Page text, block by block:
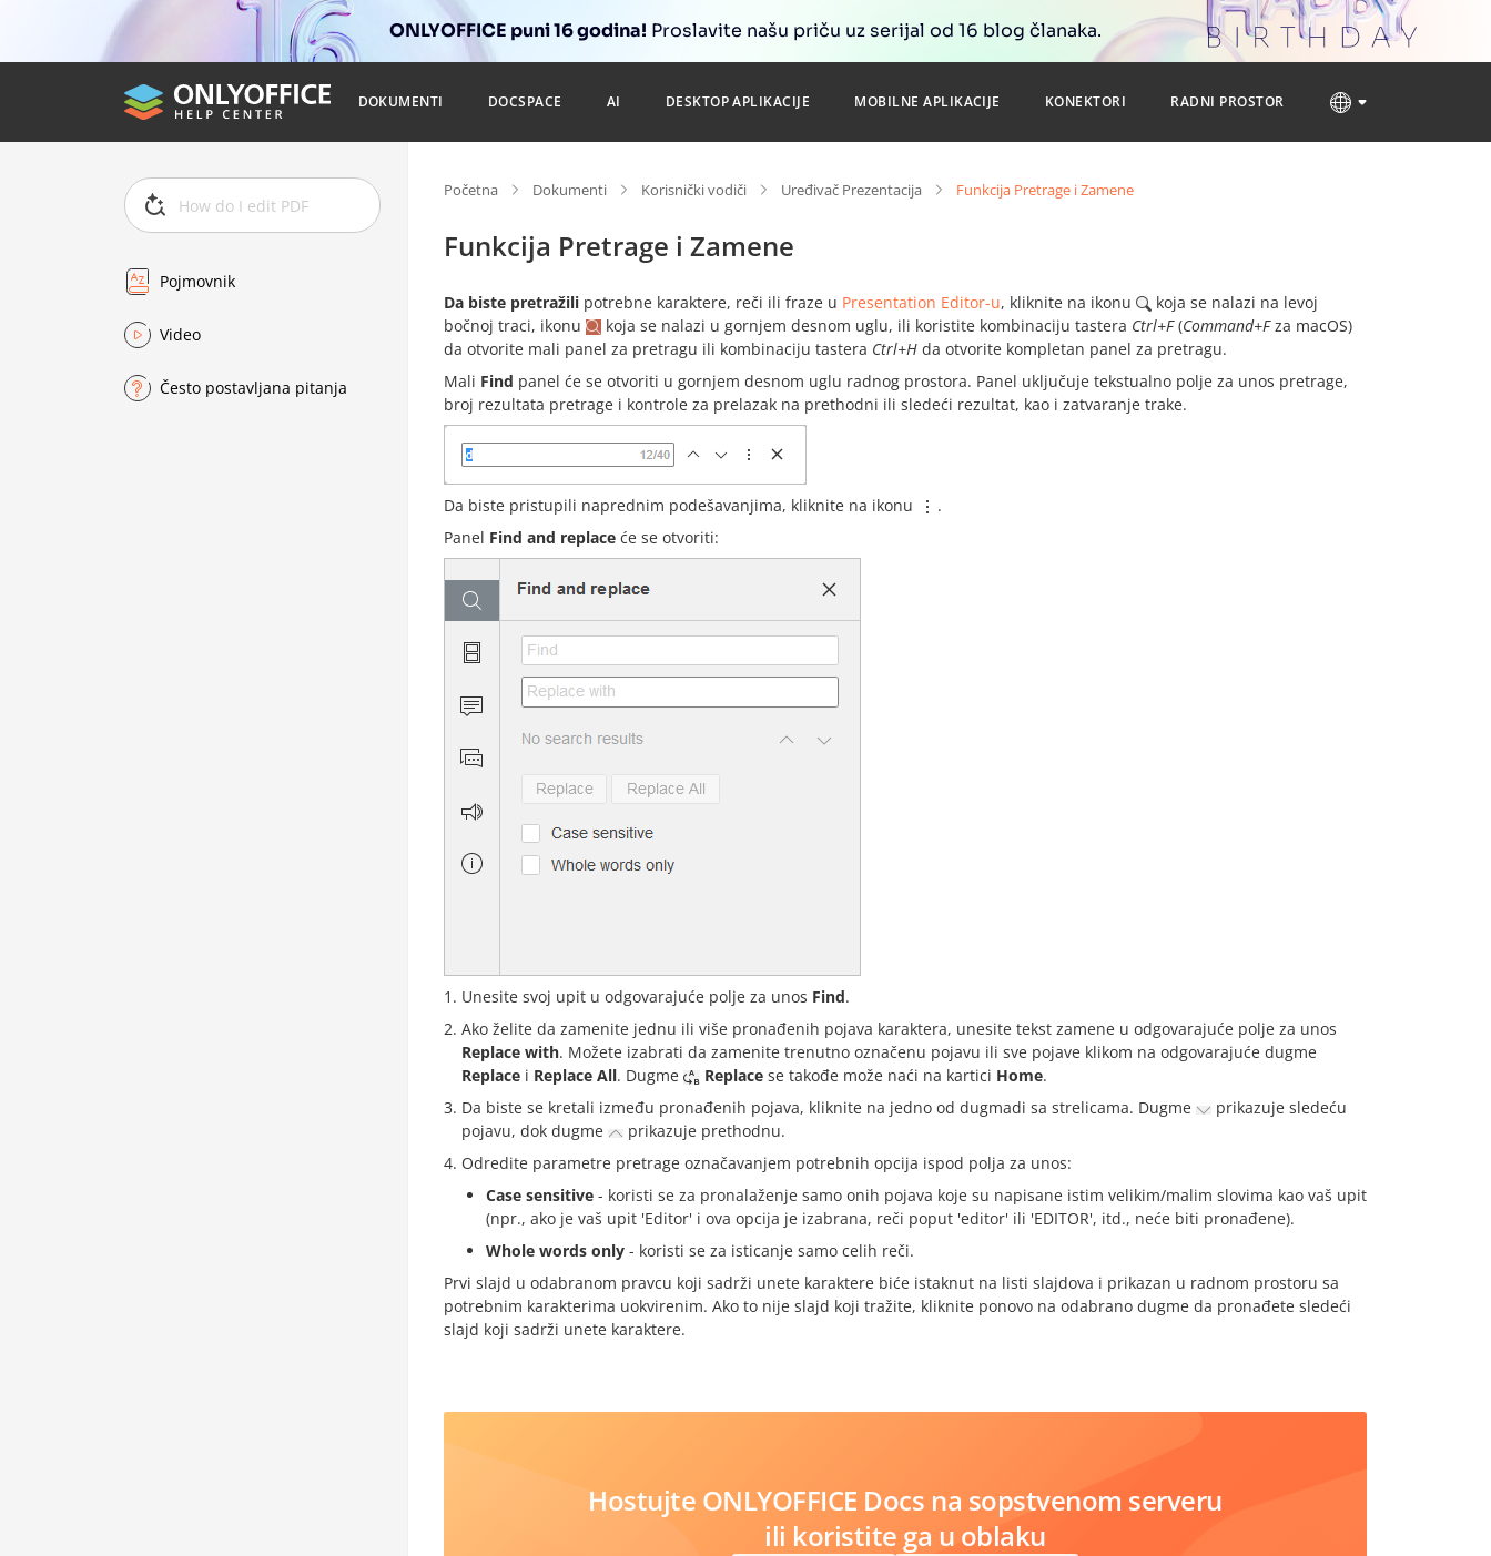
ONLYOFFICE puni 16 godina! Proslavite našu priču uz serijal od 16 blog članaka.
DOKUMENTI DOCSPACE AI DESKTOP APLIKACIJE MOBILNE APLIKACIJE KONEKTORI RADNI PROSTOR
Pojmovnik
Video
Često postavljana pitanja
Početna Dokumenti Korisnički vodiči Uređivač Prezentacija Funkcija Pretrage i Zamene
Funkcija Pretrage i Zamene
Da biste pretražili potrebne karaktere, reči ili fraze u Presentation Editor-u, kliknite na ikonu
koja se nalazi na levoj
bočnoj traci, ikonu
koja se nalazi u gornjem desnom uglu, ili koristite kombinaciju tastera Ctrl+F(Command+Fza macOS)
da otvorite mali panel za pretragu ili kombinaciju tastera Ctrl+H da otvorite kompletan panel za pretragu.
Mali Find panel će se otvoriti u gornjem desnom uglu radnog prostora. Panel uključuje tekstualno polje za unos pretrage,
broj rezultata pretrage i kontrole za prelazak na prethodni ili sledeći rezultat, kao i zatvaranje trake.
Da biste pristupili naprednim podešavanjima, kliknite na ikonu
.
Panel Find and replace će se otvoriti:
Unesite svoj upit u odgovarajuće polje za unos Find.
Ako želite da zamenite jednu ili više pronađenih pojava karaktera, unesite tekst zamene u odgovarajuće polje za unos
Replace with. Možete izabrati da zamenite trenutno označenu pojavu ili sve pojave klikom na odgovarajuće dugme
Replace i Replace All. Dugme Replace se takođe može naći na kartici Home.
Da biste se kretali između pronađenih pojava, kliknite na jedno od dugmadi sa strelicama. Dugme
prikazuje sledeću
pojavu, dok dugme
prikazuje prethodnu.
Odredite parametre pretrage označavanjem potrebnih opcija ispod polja za unos:
Case sensitive - koristi se za pronalaženje samo onih pojava koje su napisane istim velikim/malim slovima kao vaš upit
(npr., ako je vaš upit 'Editor' i ova opcija je izabrana, reči poput 'editor' ili 'EDITOR', itd., neće biti pronađene).
Whole words only - koristi se za isticanje samo celih reči.
Prvi slajd u odabranom pravcu koji sadrži unete karaktere biće istaknut na listi slajdova i prikazan u radnom prostoru sa
potrebnim karakterima uokvirenim. Ako to nije slajd koji tražite, kliknite ponovo na odabrano dugme da pronađete sledeći
slajd koji sadrži unete karaktere.
Hostujte ONLYOFFICE Docs na sopstvenom serveru
ili koristite ga u oblaku